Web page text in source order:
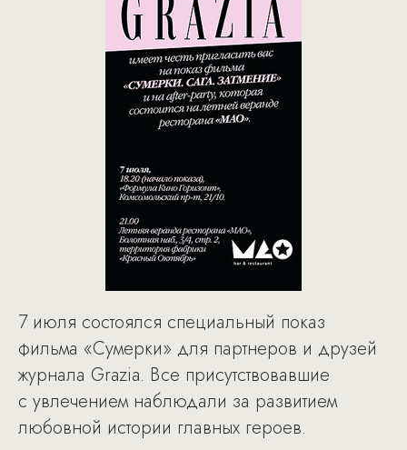
7 июля состоялся специальный показ
фильма «Сумерки» для партнеров и друзей
журнала Grazia. Все присутствовавшие
с увлечением наблюдали за развитием
любовной истории главных героев.